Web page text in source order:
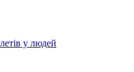
у людей